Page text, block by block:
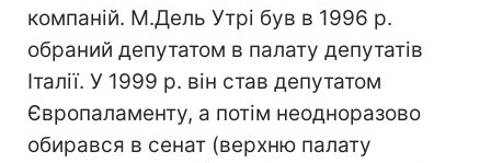
компаній. М.Дель Утрі був в 1996 р.
обраний депутатом в палату депутатів
Італії. У 1999 р. він став депутатом
Європаламенту, а потім неодноразово
обирався в сенат (верхню палату